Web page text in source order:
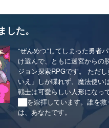
た。
“ぜんめつ”してしまった勇者
け選んで、ともに迷宮からの
ジョン探索RPGです。 ただ
いえ」しか喋れず、魔法使い
戦士は可愛らしい人形になっ
██を崇拝しています。誰を
は、あなたです。